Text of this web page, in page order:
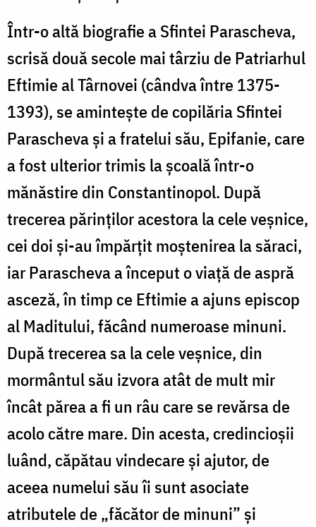
Într-o altă biografie a Sfintei Parascheva,
scrisă două secole mai târziu de Patriarhul
Eftimie al Târnovei (cândva între 1375-
1393), se amintește de copilăria Sfintei
Parascheva și a fratelui său, Epifanie, care
a fost ulterior trimis la școală într-o
mănăstire din Constantinopol. După
trecerea părinților acestora la cele veșnice,
cei doi și-au împărțit moștenirea la săraci,
iar Parascheva a început o viață de aspră
asceză, în timp ce Eftimie a ajuns episcop
al Maditului, făcând numeroase minuni.
După trecerea sa la cele veșnice, din
mormântul său izvora atât de mult mir
încât părea a fi un râu care se revărsa de
acolo către mare. Din acesta, credincioșii
luând, căpătau vindecare și ajutor, de
aceea numelui său îi sunt asociate
atributele de „făcător de minuni” și